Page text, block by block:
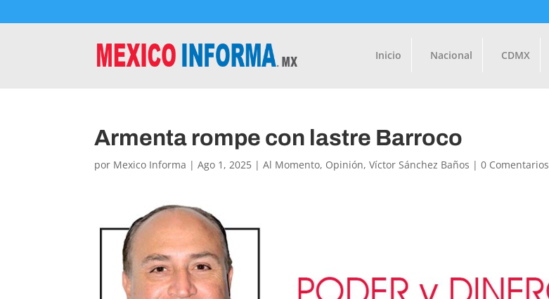
Inicio Nacional CDMX
Armenta rompe con lastre Barroco
por Mexico Informa |Ago 1, 2025 |Al Momento, Opinión,Víctor Sánchez Baños |0 Comentarios